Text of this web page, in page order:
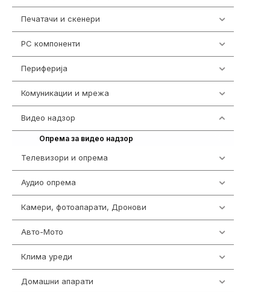
Печатачи и скенери
PC компоненти
Периферија
Комуникации и мрежа
Видео надзор
Опрема за видео надзор
Телевизори и опрема
Аудио опрема
Камери, фотоапарати, Дронови
Авто-Мото
Клима уреди
Домашни апарати